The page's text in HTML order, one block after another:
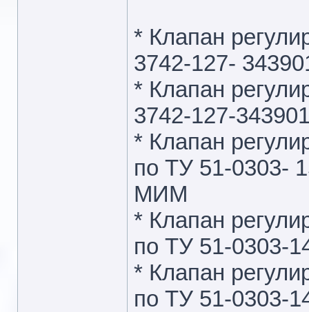
* Клапан
3742-127-
* Клапан
3742-127-
* Клапан
по ТУ 51-0303-
МИМ
* Клапан
по ТУ 51-0303-
* Клапан
по ТУ 51-0303-